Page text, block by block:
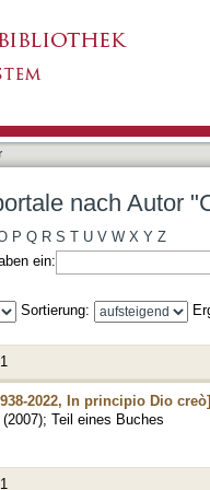
nach Autor
P Q R S T U V W X Y Z
ein:
Sortierung:
2022, In principio Dio creò]
(2007); Teil eines Buches